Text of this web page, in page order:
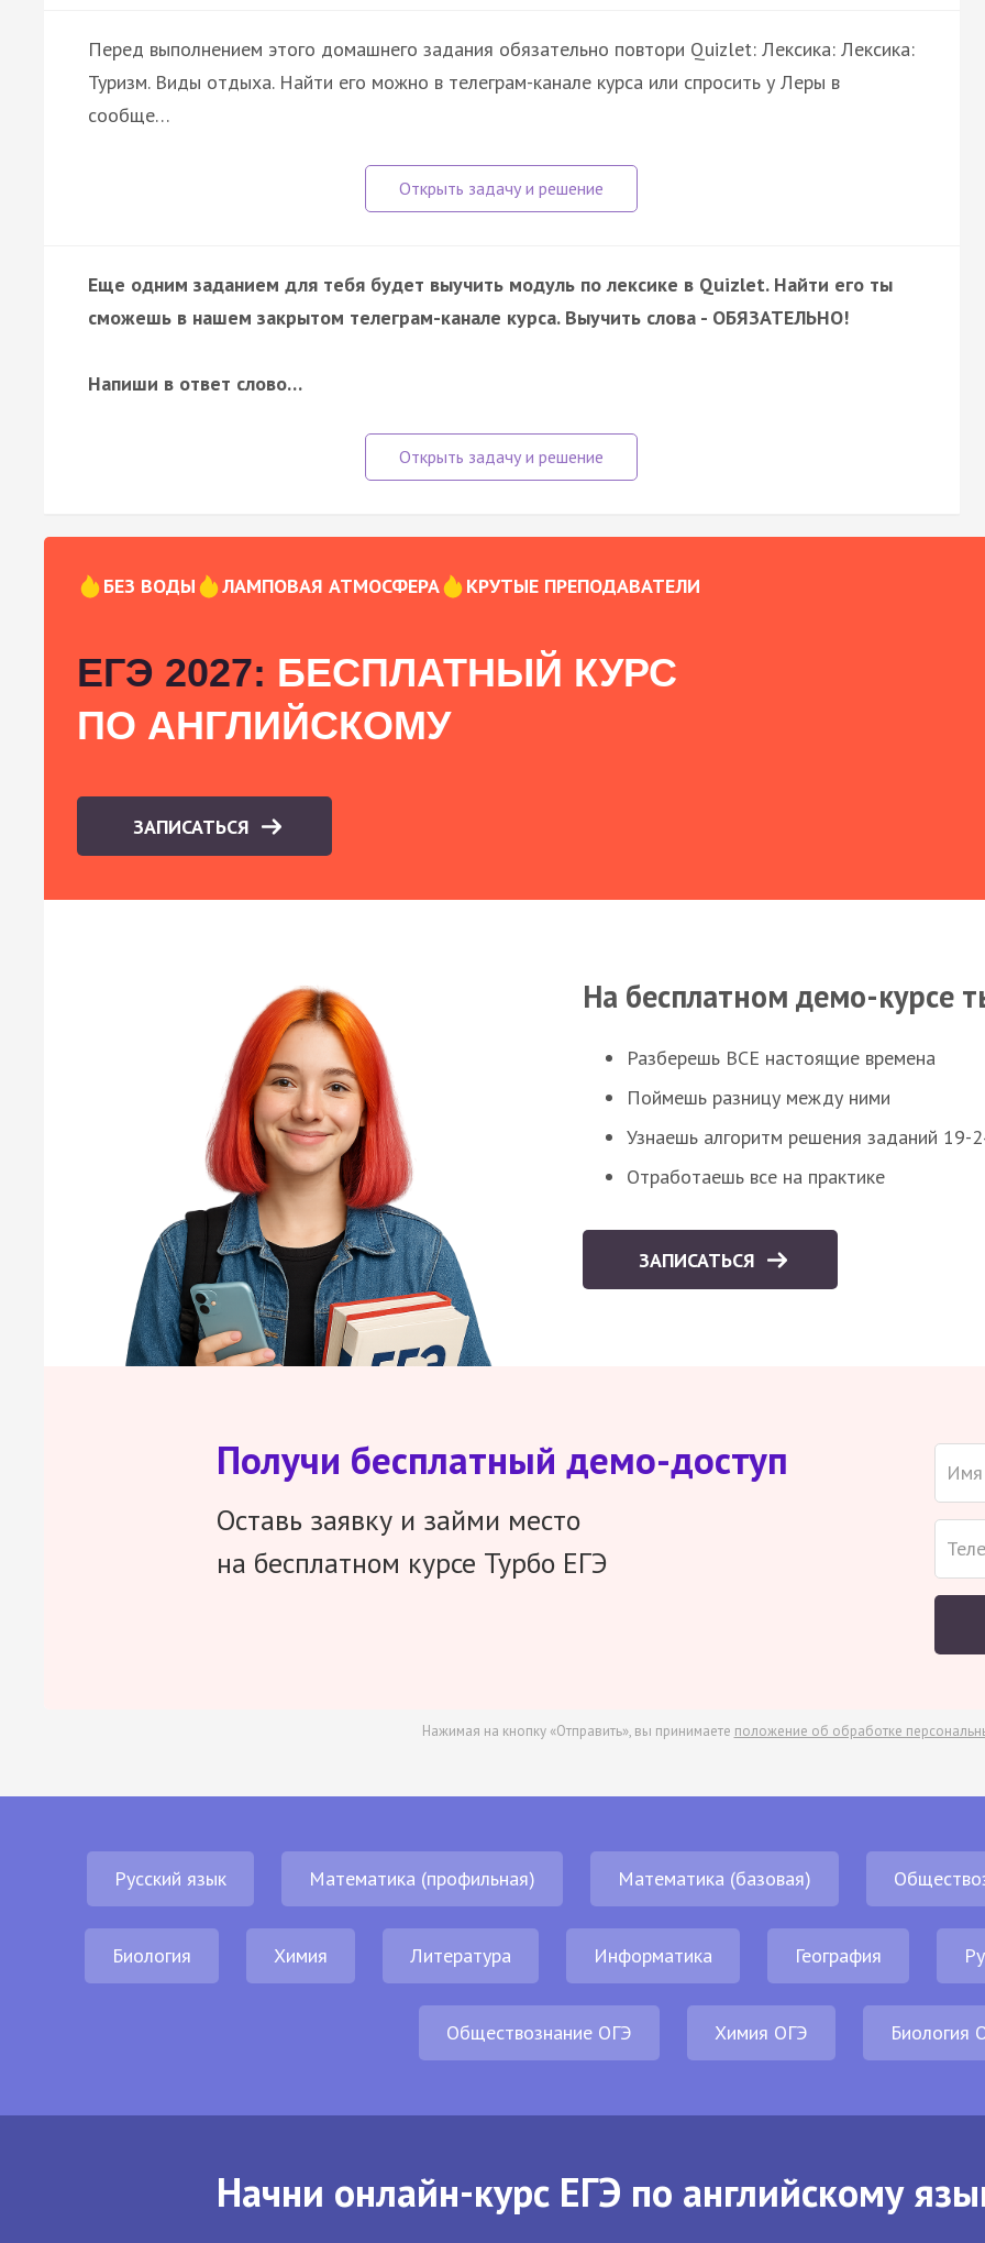
Перед выполнением этого домашнего задания обязательно повтори Quizlet: Лексика: Лексика:
Туризм. Виды отдыха. Найти его можно в телеграм-канале курса или спросить у Леры в
сообще…
Еще одним заданием для тебя будет выучить модуль по лексике в Quizlet. Найти его ты
сможешь в нашем закрытом телеграм-канале курса. Выучить слова - ОБЯЗАТЕЛЬНО!
Напиши в ответ слово…
БЕЗ ВОДЫ ЛАМПОВАЯ АТМОСФЕРА КРУТЫЕ ПРЕПОДАВАТЕЛИ
ЕГЭ 2027: БЕСПЛАТНЫЙ КУРС
ПО АНГЛИЙСКОМУ
ЗАПИСАТЬСЯ
На бесплатном демо-курсе
Разберешь ВСЕ настоящие времена
Поймешь разницу между ними
Узнаешь алгоритм решения заданий 19-
Отработаешь все на практике
ЗАПИСАТЬСЯ
Получи бесплатный демо-доступ
Оставь заявку и займи место
на бесплатном курсе Турбо ЕГЭ
Нажимая на кнопку «Отправить», вы принимаете положение об обработке
Русский язык Математика (профильная) Математика (базовая)
Биология Химия Литература Информатика География
Обществознание ОГЭ Химия ОГЭ Биология
Начни онлайн-курс ЕГЭ по английскому